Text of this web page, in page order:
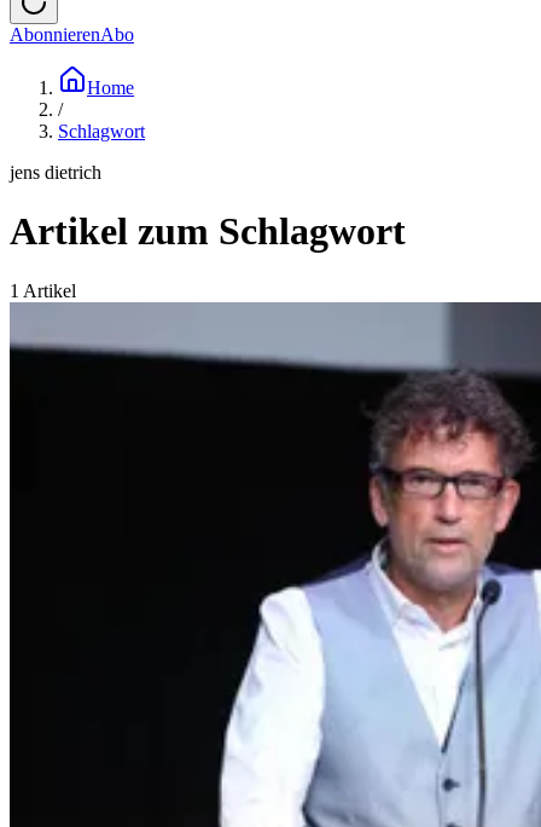
AbonnierenAbo
Home
/
Schlagwort
jens dietrich
Artikel zum Schlagwort
1 Artikel